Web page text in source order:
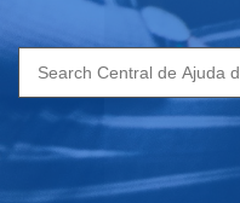
Search
for: